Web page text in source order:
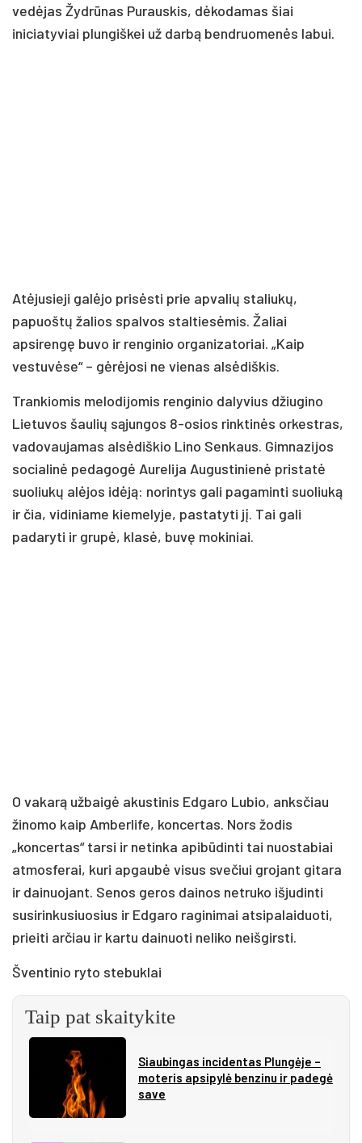
vedėjas Žydrūnas Purauskis, dėkodamas šiai
iniciatyviai plungiškei už darbą bendruomenės labui.
Atėjusieji galėjo prisėsti prie apvalių staliukų,
papuoštų žalios spalvos staltiesėmis. Žaliai
apsirengę buvo ir renginio organizatoriai. „Kaip
vestuvėse“ – gėrėjosi ne vienas alsėdiškis.
Trankiomis melodijomis renginio dalyvius džiugino
Lietuvos šaulių sąjungos 8-osios rinktinės orkestras,
vadovaujamas alsėdiškio Lino Senkaus. Gimnazijos
socialinė pedagogė Aurelija Augustinienė pristatė
suoliukų alėjos idėją: norintys gali pagaminti suoliuką
ir čia, vidiniame kiemelyje, pastatyti jį. Tai gali
padaryti ir grupė, klasė, buvę mokiniai.
O vakarą užbaigė akustinis Edgaro Lubio, anksčiau
žinomo kaip Amberlife, koncertas. Nors žodis
„koncertas“ tarsi ir netinka apibūdinti tai nuostabiai
atmosferai, kuri apgaubė visus svečiui grojant gitara
ir dainuojant. Senos geros dainos netruko išjudinti
susirinkusiuosius ir Edgaro raginimai atsipalaiduoti,
prieiti arčiau ir kartu dainuoti neliko neišgirsti.
Šventinio ryto stebuklai
Taip pat skaitykite
Siau­bin­gas in­ci­den­tas Plun­gė­je –
mo­te­ris ap­si­py­lė ben­zi­nu ir pa­de­gė
sa­ve